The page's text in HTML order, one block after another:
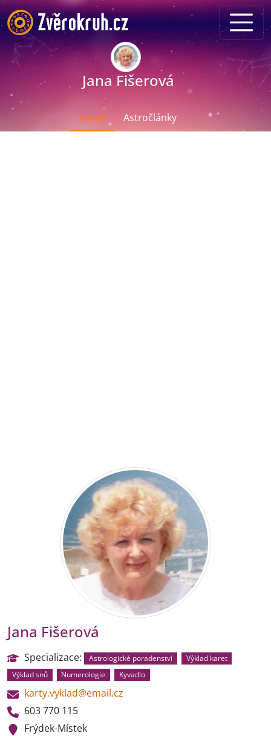
Jana Fišerová
Úvod Astročlánky
Jana Fišerová
Specializace: Astrologické poradenství
Výklad karet
Výklad snů
Numerologie Kyvadlo
karty.vyklad@email.cz
603 770 115
Frýdek-Místek